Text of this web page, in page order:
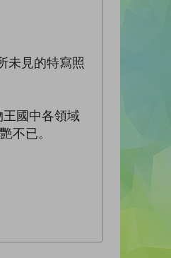
未見的特寫照
國中各領域
不已。